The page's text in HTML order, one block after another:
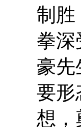
制胜
拳深
豪先
要形
想，